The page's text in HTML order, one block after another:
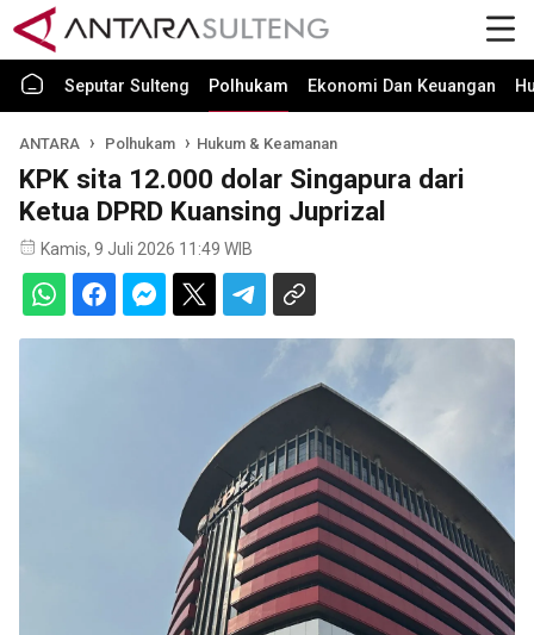
Seputar Sulteng Polhukam Ekonomi Dan Keuangan
ANTARA Polhukam Hukum & Keamanan
KPK sita 12.000 dolar Singapura dari
Ketua DPRD Kuansing Juprizal
Kamis, 9 Juli 2026 11:49 WIB